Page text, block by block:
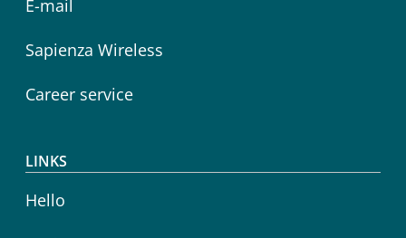
E-mail
Sapienza Wireless
Career service
LINKS
Hello